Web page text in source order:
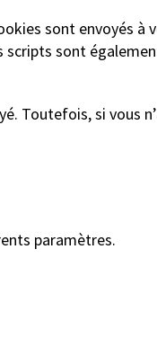
sont envoyés à
scripts sont
Toutefois, si vous
paramètres.